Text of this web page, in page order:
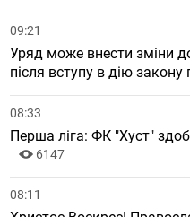
09:21
Уряд може внести зміни
після вступу в дію закону
08:33
Перша ліга: ФК "Хуст"
6147
08:11